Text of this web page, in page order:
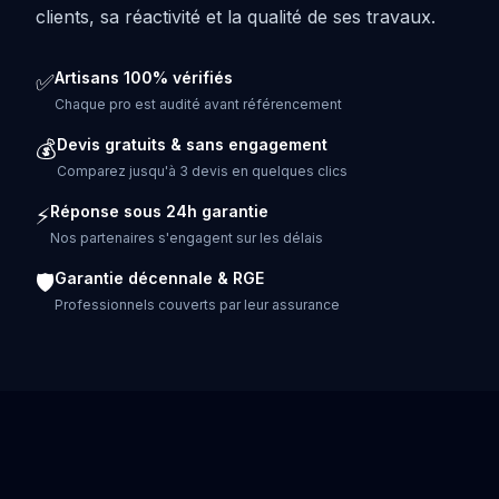
clients, sa réactivité et la qualité de ses travaux.
✅Artisans 100% vérifiés
Chaque pro est audité avant référencement
💰Devis gratuits & sans engagement
Comparez jusqu'à 3 devis en quelques clics
⚡Réponse sous 24h garantie
Nos partenaires s'engagent sur les délais
🛡️Garantie décennale & RGE
Professionnels couverts par leur assurance